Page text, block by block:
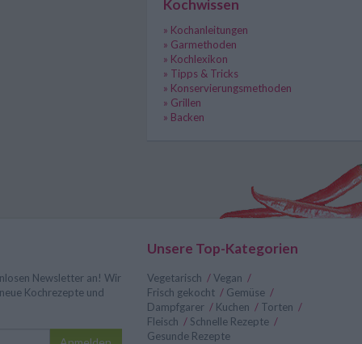
Kochwissen
» Kochanleitungen
» Garmethoden
» Kochlexikon
» Tipps & Tricks
» Konservierungsmethoden
» Grillen
» Backen
Newsletter an! Wir
Kochrezepte und
Unsere Top-Kategorien
Vegetarisch /Vegan /
Frisch gekocht / Gemüse /
Dampfgarer / Kuchen / Torten /
Fleisch / Schnelle Rezepte /
Gesunde Rezepte